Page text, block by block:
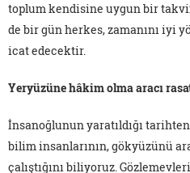
toplum kendisine uygun bir
de bir gün herkes, zamanını
icat edecektir.
Yeryüzüne hâkim olma aracı
İnsanoğlunun yaratıldığı
bilim insanlarının, gökyüzünü
çalıştığını biliyoruz.